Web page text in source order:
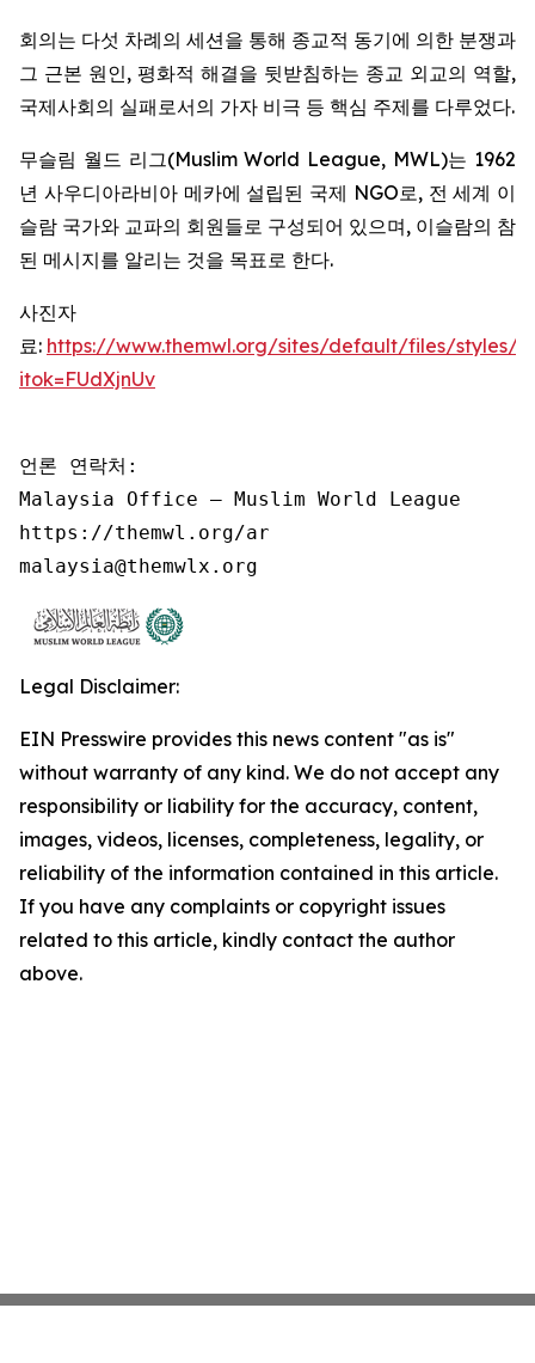
회의는 다섯 차례의 세션을 통해 종교적 동기에 의한 분쟁과
그 근본 원인, 평화적 해결을 뒷받침하는 종교 외교의 역할,
국제사회의 실패로서의 가자 비극 등 핵심 주제를 다루었다.
무슬림 월드 리그(Muslim World League, MWL)는 1962
년 사우디아라비아 메카에 설립된 국제 NGO로, 전 세계 이
슬람 국가와 교파의 회원들로 구성되어 있으며, 이슬람의 참
된 메시지를 알리는 것을 목표로 한다.
사진자
료: https://www.themwl.org/sites/default/files/styles/
itok=FUdXjnUv
언론 연락처:
Malaysia Office – Muslim World League
https://themwl.org/ar
malaysia@themwlx.org
Legal Disclaimer:
EIN Presswire provides this news content "as is"
without warranty of any kind. We do not accept any
responsibility or liability for the accuracy, content,
images, videos, licenses, completeness, legality, or
reliability of the information contained in this article.
If you have any complaints or copyright issues
related to this article, kindly contact the author
above.